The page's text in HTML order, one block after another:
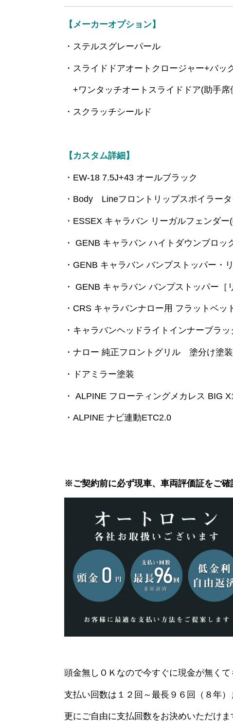
【メーカーオプション】
・ステルスグレーパール
・スライドドアオートクロージャー+バッ
+ワンタッチオートスライドドア(助手席
・スクラッチシールド
【カスタム詳細】
・EW-18 7.5J+43 オールブラック
・Body Lineフロントリップスポイラー
・ESSEX キャラバン リーガルフェンダー
・ GENB キャラバン ハイトダウンブロッ
・GENB キャラバン バンプストッパー・
・ GENB キャラバン バンプストッパー［
・CRS キャラバンナロー用 フラットベッ
・キャラバンヘッドライトインナーブ
・ナロー 純正フロントグリル 塗分け塗装
・ドアミラー塗装
・ ALPINE フローティングメカレス BIG
・ALPINE ナビ連動ETC2.0
※ご契約前に必ず現車、車両評価証をご確
頭金無しＯＫなので今すぐに現金が無くて
支払い回数は１２回～最長９６回（８年）
更にご自由に支払回数をお決めいただけま